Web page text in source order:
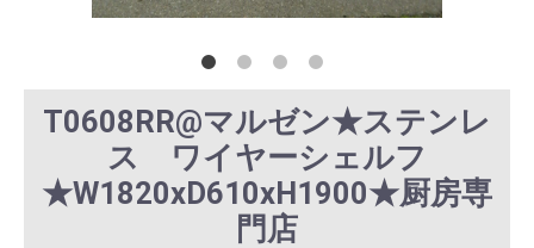
T0608RR@マルゼン★ステンレ
ス ワイヤーシェルフ
★W1820xD610xH1900★厨房専
門店